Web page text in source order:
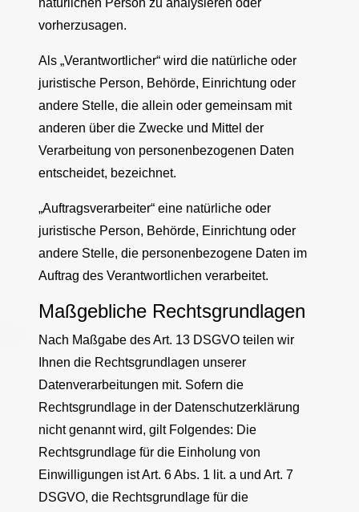
natürlichen Person zu analysieren oder
vorherzusagen.
Als „Verantwortlicher“ wird die natürliche oder
juristische Person, Behörde, Einrichtung oder
andere Stelle, die allein oder gemeinsam mit
anderen über die Zwecke und Mittel der
Verarbeitung von personenbezogenen Daten
entscheidet, bezeichnet.
„Auftragsverarbeiter“ eine natürliche oder
juristische Person, Behörde, Einrichtung oder
andere Stelle, die personenbezogene Daten im
Auftrag des Verantwortlichen verarbeitet.
Maßgebliche Rechtsgrundlagen
Nach Maßgabe des Art. 13 DSGVO teilen wir
Ihnen die Rechtsgrundlagen unserer
Datenverarbeitungen mit. Sofern die
Rechtsgrundlage in der Datenschutzerklärung
nicht genannt wird, gilt Folgendes: Die
Rechtsgrundlage für die Einholung von
Einwilligungen ist Art. 6 Abs. 1 lit. a und Art. 7
DSGVO, die Rechtsgrundlage für die